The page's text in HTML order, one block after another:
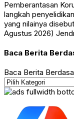
Pemberantasan
langkah
yang nilainya
Agustus 2026)
Baca Berita
Baca Berita